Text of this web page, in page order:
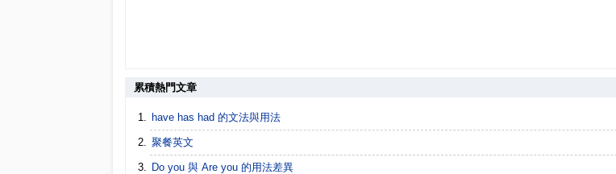
累積熱門文章
have has had 的文法與用法
聚餐英文
Do you 與 Are you 的用法差異